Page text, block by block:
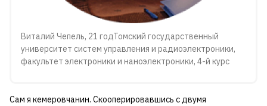
Виталий Чепель, 21 годТомский государственный
университет систем управления и радиоэлектроники,
факультет электроники и наноэлектроники, 4-й курс
Сам я кемеровчанин. Скооперировавшись с двумя